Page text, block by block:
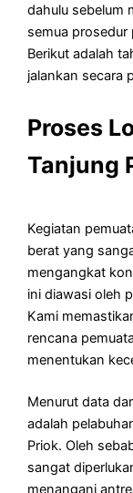
dahulu sebelum
semua
Berikut adalah
jalankan secara
Proses
Tanjung
Kegiatan
berat yang
mengangkat
ini diawasi oleh
Kami
rencana
menentukan
Menurut data
adalah
Priok. Oleh
sangat
menangani